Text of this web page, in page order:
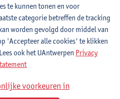
Frames
te kunnen tonen en voor
categorie betreffen de tracking
worden gevolgd door middel van
'Accepteer alle cookies' te klikken
ook het UAntwerpen Privacy
voorkeuren in